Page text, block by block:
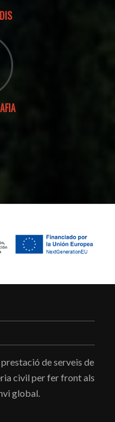
de serveis de
civil per fer front als
global.